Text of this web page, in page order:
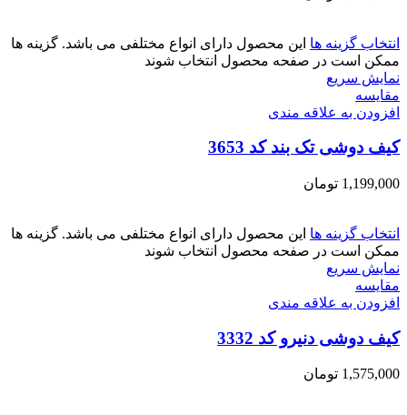
انتخاب گزینه ها این محصول دارای انواع مختلفی می باشد. گزینه ها
ممکن است در صفحه محصول انتخاب شوند
نمایش سریع
مقايسه
افزودن به علاقه مندی
کیف دوشی تک بند کد 3653
1,199,000 تومان
انتخاب گزینه ها این محصول دارای انواع مختلفی می باشد. گزینه ها
ممکن است در صفحه محصول انتخاب شوند
نمایش سریع
مقايسه
افزودن به علاقه مندی
کیف دوشی دنیرو کد 3332
1,575,000 تومان